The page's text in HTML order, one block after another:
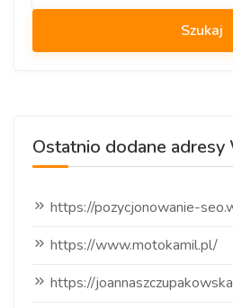
Ostatnio dodane
https://pozycjonowanie-
https://www.motokamil.pl/
https://